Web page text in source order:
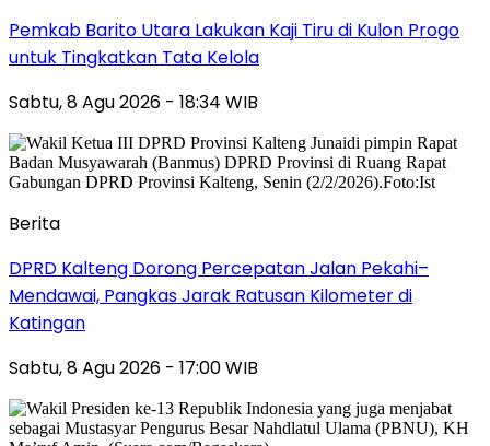
Pemkab Barito Utara Lakukan Kaji Tiru di Kulon Progo
untuk Tingkatkan Tata Kelola
Sabtu, 8 Agu 2026 - 18:34 WIB
Berita
DPRD Kalteng Dorong Percepatan Jalan Pekahi–
Mendawai, Pangkas Jarak Ratusan Kilometer di
Katingan
Sabtu, 8 Agu 2026 - 17:00 WIB